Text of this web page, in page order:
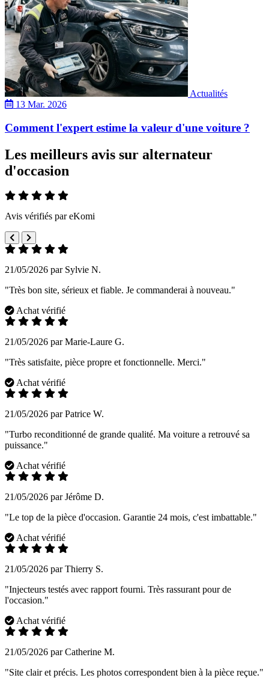
Actualités
13 Mar. 2026
Comment l'expert estime la valeur d'une voiture ?
Les meilleurs avis sur alternateur
d'occasion
Avis vérifiés par eKomi
21/05/2026 par Sylvie N.
"Très bon site, sérieux et fiable. Je commanderai à nouveau."
Achat vérifié
21/05/2026 par Marie-Laure G.
"Très satisfaite, pièce propre et fonctionnelle. Merci."
Achat vérifié
21/05/2026 par Patrice W.
"Turbo reconditionné de grande qualité. Ma voiture a retrouvé sa
puissance."
Achat vérifié
21/05/2026 par Jérôme D.
"Le top de la pièce d'occasion. Garantie 24 mois, c'est imbattable."
Achat vérifié
21/05/2026 par Thierry S.
"Injecteurs testés avec rapport fourni. Très rassurant pour de
l'occasion."
Achat vérifié
21/05/2026 par Catherine M.
"Site clair et précis. Les photos correspondent bien à la pièce reçue."